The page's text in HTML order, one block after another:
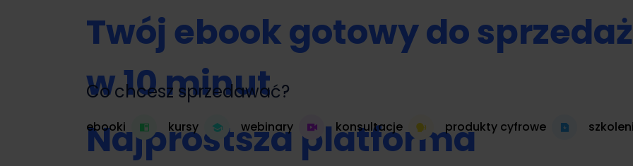
Twój ebook gotowy do
w 10 minut
Najprostsza platforma
Co chcesz sprzedawać?
ebooki kursy webinary konsultacje produkty cyfrowe